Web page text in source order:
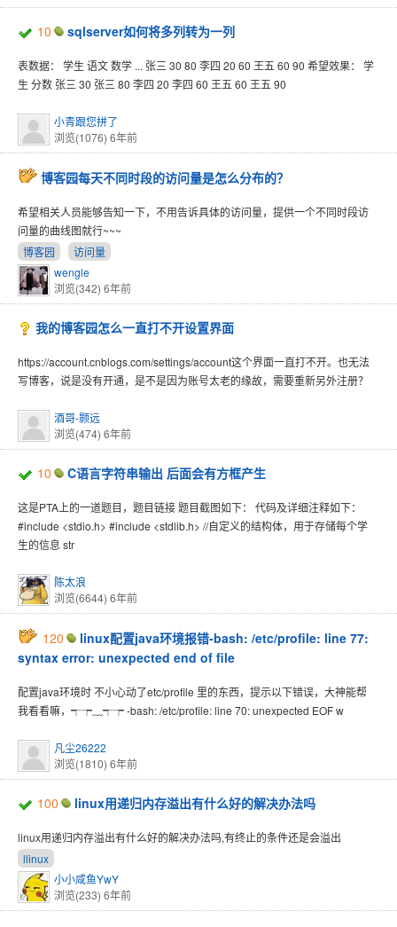
10 sqlserver如何将多列转为一列
表数据： 学生 语文 数学 ... 张三 30 80 李四 20 60 王五 60 90 希望效果： 学
生 分数 张三 30 张三 80 李四 20 李四 60 王五 60 王五 90
小青跟您拼了
浏览(1076) 6年前
博客园每天不同时段的访问量是怎么分布的？
希望相关人员能够告知一下，不用告诉具体的访问量，提供一个不同时段访
问量的曲线图就行~~~
博客园
访问量
wengle
浏览(342) 6年前
我的博客园怎么一直打不开设置界面
https://account.cnblogs.com/settings/account这个界面一直打不开。也无法
写博客，说是没有开通，是不是因为账号太老的缘故，需要重新另外注册？
酒哥-颢远
浏览(474) 6年前
10 C语言字符串输出 后面会有方框产生
这是PTA上的一道题目，题目链接 题目截图如下： 代码及详细注释如下：
#include <stdio.h> #include <stdlib.h> //自定义的结构体，用于存储每个学
生的信息 str
陈太浪
浏览(6644) 6年前
120
linux配置java环境报错-bash: /etc/profile: line 77:
syntax error: unexpected end of file
配置java环境时 不小心动了etc/profile 里的东西，提示以下错误，大神能帮
我看看嘛，┭┮﹏┭┮ -bash: /etc/profile: line 70: unexpected EOF w
凡尘26222
浏览(1810) 6年前
100 linux用递归内存溢出有什么好的解决办法吗
linux用递归内存溢出有什么好的解决办法吗,有终止的条件还是会溢出
llinux
小小咸鱼YwY
浏览(233) 6年前